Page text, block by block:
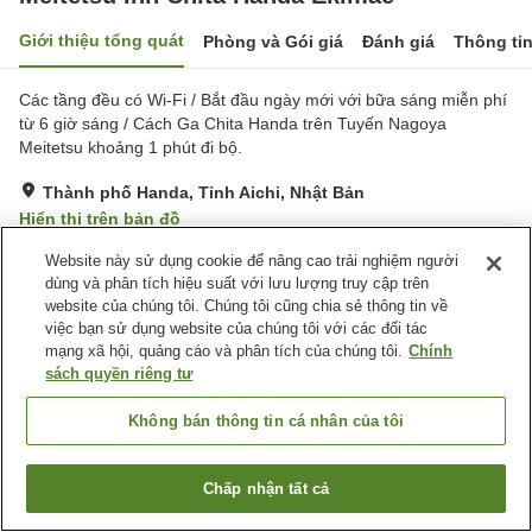
Giới thiệu tổng quát Phòng và Gói giá Đánh giá Thông
Các tầng đều có Wi-Fi / Bắt đầu ngày mới với bữa sáng miễn phí
từ 6 giờ sáng / Cách Ga Chita Handa trên Tuyến Nagoya
Meitetsu khoảng 1 phút đi bộ.
Thành phố Handa, Tỉnh Aichi, Nhật Bản
Hiển thị trên bản đồ
Rất tốt Đánh giá:344 lượt
Tiện nghi chỗ nghỉ
Bãi đỗ xe
Spa / Salon
Máy bán hàng tự động
Trang chủ Nhật Bản Tỉnh Aichi
Thành phố Handa
Meitetsu Inn Chita Handa Ekimae
Tìm phòng trống
Website này sử dụng cookie để nâng cao trải nghiệm người
dùng và phân tích hiệu suất với lưu lượng truy cập trên
website của chúng tôi. Chúng tôi cũng chia sẻ thông tin về
việc bạn sử dụng website của chúng tôi với các đối tác
mạng xã hội, quảng cáo và phân tích của chúng tôi. Chính
sách quyền riêng tư
Không bán thông tin cá nhân của tôi
Chấp nhận tất cả